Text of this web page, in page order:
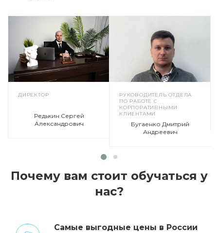
ДИРЕКТОР
Редькин Сергей
Александрович
РУКОВОДИТЕЛЬ ОТДЕЛА
ПО РАБОТЕ С
КОРПОРАТИВНЫМИ
КЛИЕНТАМИ
Бугаенко Дмитрий
Андреевич
Почему вам стоит обучаться у
нас?
Cамые выгодные цены в России